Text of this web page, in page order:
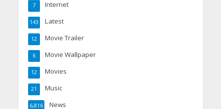
Internet
7
Latest
143
Movie Trailer
12
Movie Wallpaper
6
Movies
12
Music
21
News
6,816